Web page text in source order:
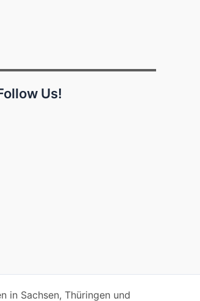
Us!
in Sachsen, Thüringen und